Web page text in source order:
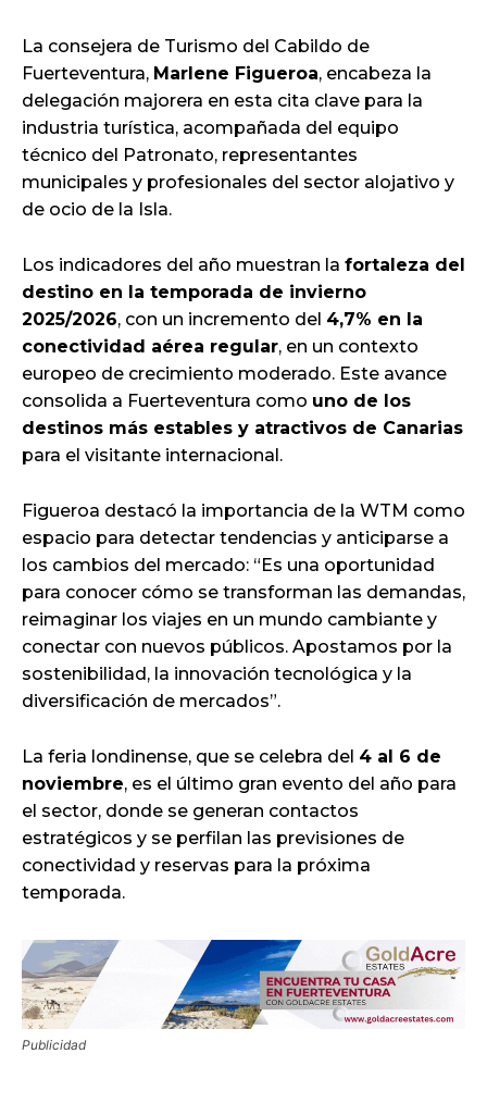
La consejera de Turismo del Cabildo de
Fuerteventura, Marlene Figueroa, encabeza la
delegación majorera en esta cita clave para la
industria turística, acompañada del equipo
técnico del Patronato, representantes
municipales y profesionales del sector alojativo y
de ocio de la Isla.
Los indicadores del año muestran la fortaleza del
destino en la temporada de invierno
2025/2026, con un incremento del 4,7% en la
conectividad aérea regular, en un contexto
europeo de crecimiento moderado. Este avance
consolida a Fuerteventura como uno de los
destinos más estables y atractivos de Canarias
para el visitante internacional.
Figueroa destacó la importancia de la WTM como
espacio para detectar tendencias y anticiparse a
los cambios del mercado: “Es una oportunidad
para conocer cómo se transforman las demandas,
reimaginar los viajes en un mundo cambiante y
conectar con nuevos públicos. Apostamos por la
sostenibilidad, la innovación tecnológica y la
diversificación de mercados”.
La feria londinense, que se celebra del 4 al 6 de
noviembre, es el último gran evento del año para
el sector, donde se generan contactos
estratégicos y se perfilan las previsiones de
conectividad y reservas para la próxima
temporada.
Publicidad